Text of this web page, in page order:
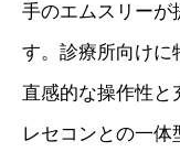
手のエムスリーが
す。診療所向けに
直感的な操作性と
レセコンとの一体